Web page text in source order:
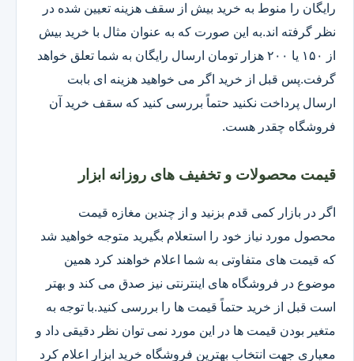
رایگان را منوط به خرید بیش از سقف هزینه تعیین شده در
نظر گرفته اند.به این صورت که به عنوان مثال با خرید بیش
از ۱۵۰ یا ۲۰۰ هزار تومان ارسال رایگان به شما تعلق خواهد
گرفت.پس قبل از خرید اگر می خواهید هزینه ای بابت
ارسال پرداخت نکنید حتماً بررسی کنید که سقف خرید آن
فروشگاه چقدر هست.
قیمت محصولات و تخفیف های روزانه ابزار
اگر در بازار کمی قدم بزنید و از چندین مغازه قیمت
محصول مورد نیاز خود را استعلام بگیرید متوجه خواهید شد
که قیمت های متفاوتی به شما اعلام خواهند کرد همین
موضوع در فروشگاه های اینترنتی نیز صدق می کند و بهتر
است قبل از خرید حتماً قیمت ها را بررسی کنید.با توجه به
متغیر بودن قیمت ها در این مورد نمی توان نظر دقیقی داد و
معیاری جهت انتخاب بهترین فروشگاه خرید ابزار اعلام کرد